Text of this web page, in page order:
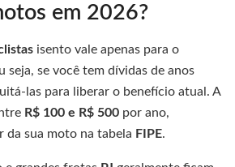
em 2026?
isento vale apenas para o
seja, se você tem dívidas de anos
las para liberar o benefício atual. A
R$ 100 e R$ 500 por ano,
da sua moto na tabela FIPE.